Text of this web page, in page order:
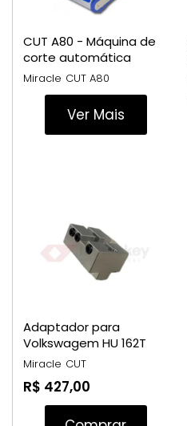
CUT A80 - Máquina de
corte automática
Miracle CUT A80
Ver Mais
Adaptador para
Volkswagem HU 162T
Miracle CUT
R$ 427,00